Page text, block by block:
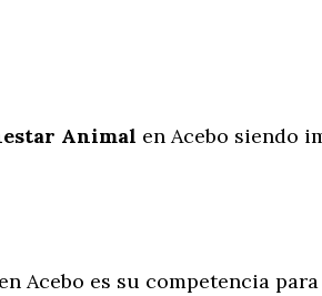
Animal en Acebo siendo
Acebo es su competencia para